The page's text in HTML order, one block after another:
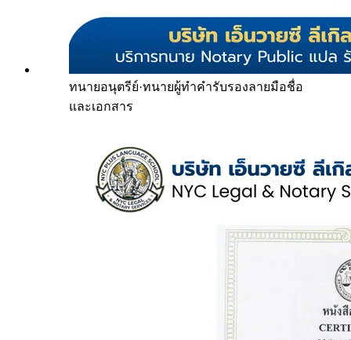
ทนายอนุตรีย์·ทนายผู้ทำคำรับรองลายมือชื่อ
และเอกสาร